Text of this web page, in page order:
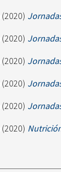
(2020)
(2020)
(2020)
(2020)
(2020)
(2020)